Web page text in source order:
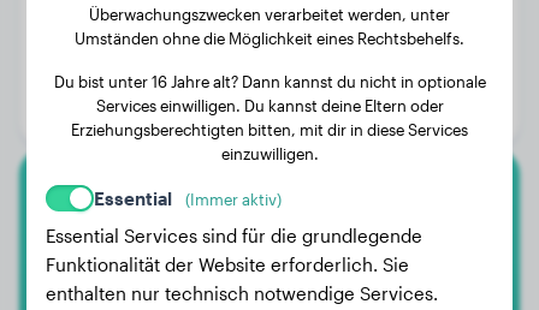
Gewicht:
Keine Daten
Alter:
4 Jahre, 2 Monate
Geschlecht:
Malinois
Joy
Überwachungszwecken verarbeitet werden, unter
Umständen ohne die Möglichkeit eines Rechtsbehelfs.
Du bist unter 16 Jahre alt? Dann kannst du nicht in optionale
Services einwilligen. Du kannst deine Eltern oder
Erziehungsberechtigten bitten, mit dir in diese Services
einzuwilligen.
Essential (Immer aktiv)
Essential Services sind für die grundlegende
Funktionalität der Website erforderlich. Sie
enthalten nur technisch notwendige Services.